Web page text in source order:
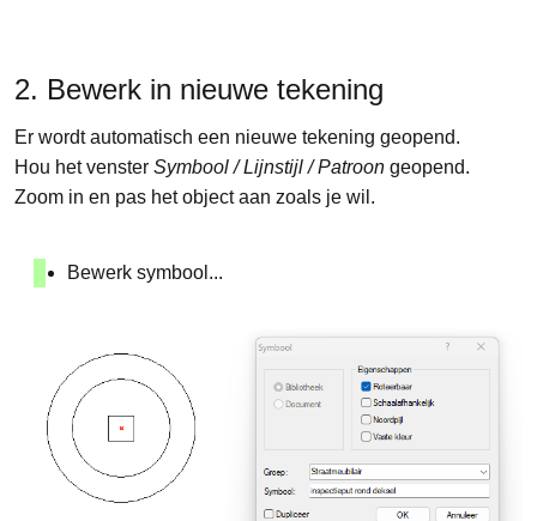
2. Bewerk in nieuwe tekening
Er wordt automatisch een nieuwe tekening geopend.
Hou het venster Symbool / Lijnstijl / Patroon geopend.
Zoom in en pas het object aan zoals je wil.
Bewerk symbool...